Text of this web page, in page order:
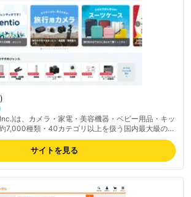
は、カメラ・家電・美容機器・ベビー用品・キッ
7,000種類・40カテゴリ以上を扱う国内最大級のレ
最短1日から選べるワンタイムプランと1ヶ月単位の
用途に応じて使い分け可能。返却時の送料は無
道・離島は翌々日)。月間利用者は約15万人、顧客
ピート率55%。「トラブルあんしん宣言」で故障・
気に入った商品はレンタル中の購入オプションあ
サイトでご確認ください。
サイトを見る